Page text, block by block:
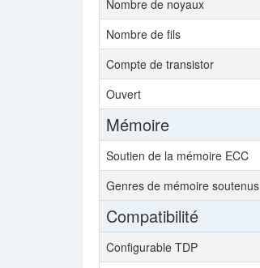
Nombre de noyaux
Nombre de fils
Compte de transistor
Ouvert
Mémoire
Soutien de la mémoire ECC
Genres de mémoire soutenus
Compatibilité
Configurable TDP